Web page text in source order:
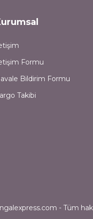
Formu
Bildirim Formu
Takibi
- Tüm